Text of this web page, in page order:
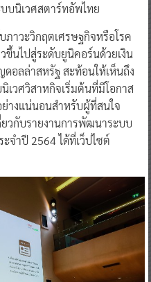
บนิเวศสตาร์ทอัพไทย
าวะวิกฤตเศรษฐกิจหรือโรค
ขึ้นไปสู่ระดับยูนิคอร์นด้วยเงิน
อลล่าสหรัฐ สะท้อนให้เห็นถึง
เวศวิสาหกิจเริ่มต้นที่มีโอกาส
ย่างแน่นอนสำหรับผู้ที่สนใจ
วกับรายงานการพัฒนาระบบ
จำปี 2564 ได้ที่เว็ปไซต์